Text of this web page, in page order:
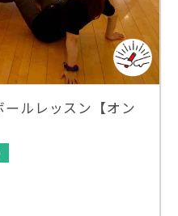
ルレッスン【オン